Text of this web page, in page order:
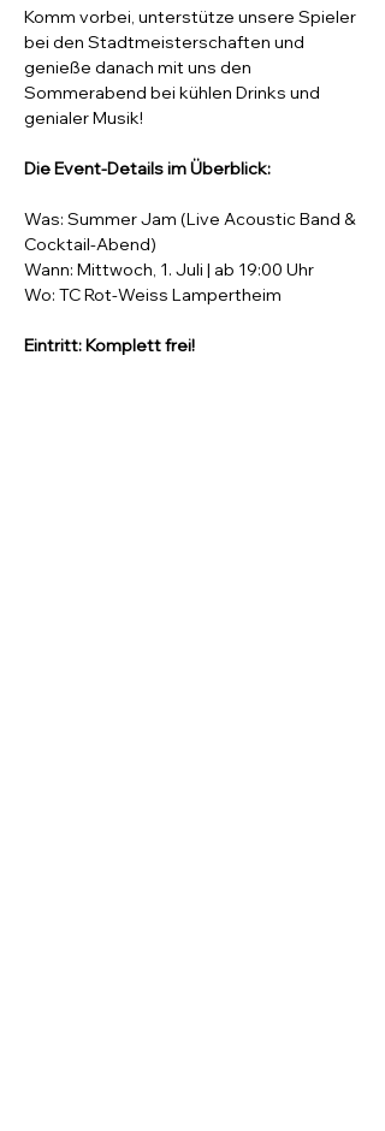
Komm vorbei, unterstütze unsere Spieler
bei den Stadtmeisterschaften und
genieße danach mit uns den
Sommerabend bei kühlen Drinks und
genialer Musik!
Die Event-Details im Überblick:
Was: Summer Jam (Live Acoustic Band &
Cocktail-Abend)
Wann: Mittwoch, 1. Juli | ab 19:00 Uhr
Wo: TC Rot-Weiss Lampertheim
Eintritt: Komplett frei!